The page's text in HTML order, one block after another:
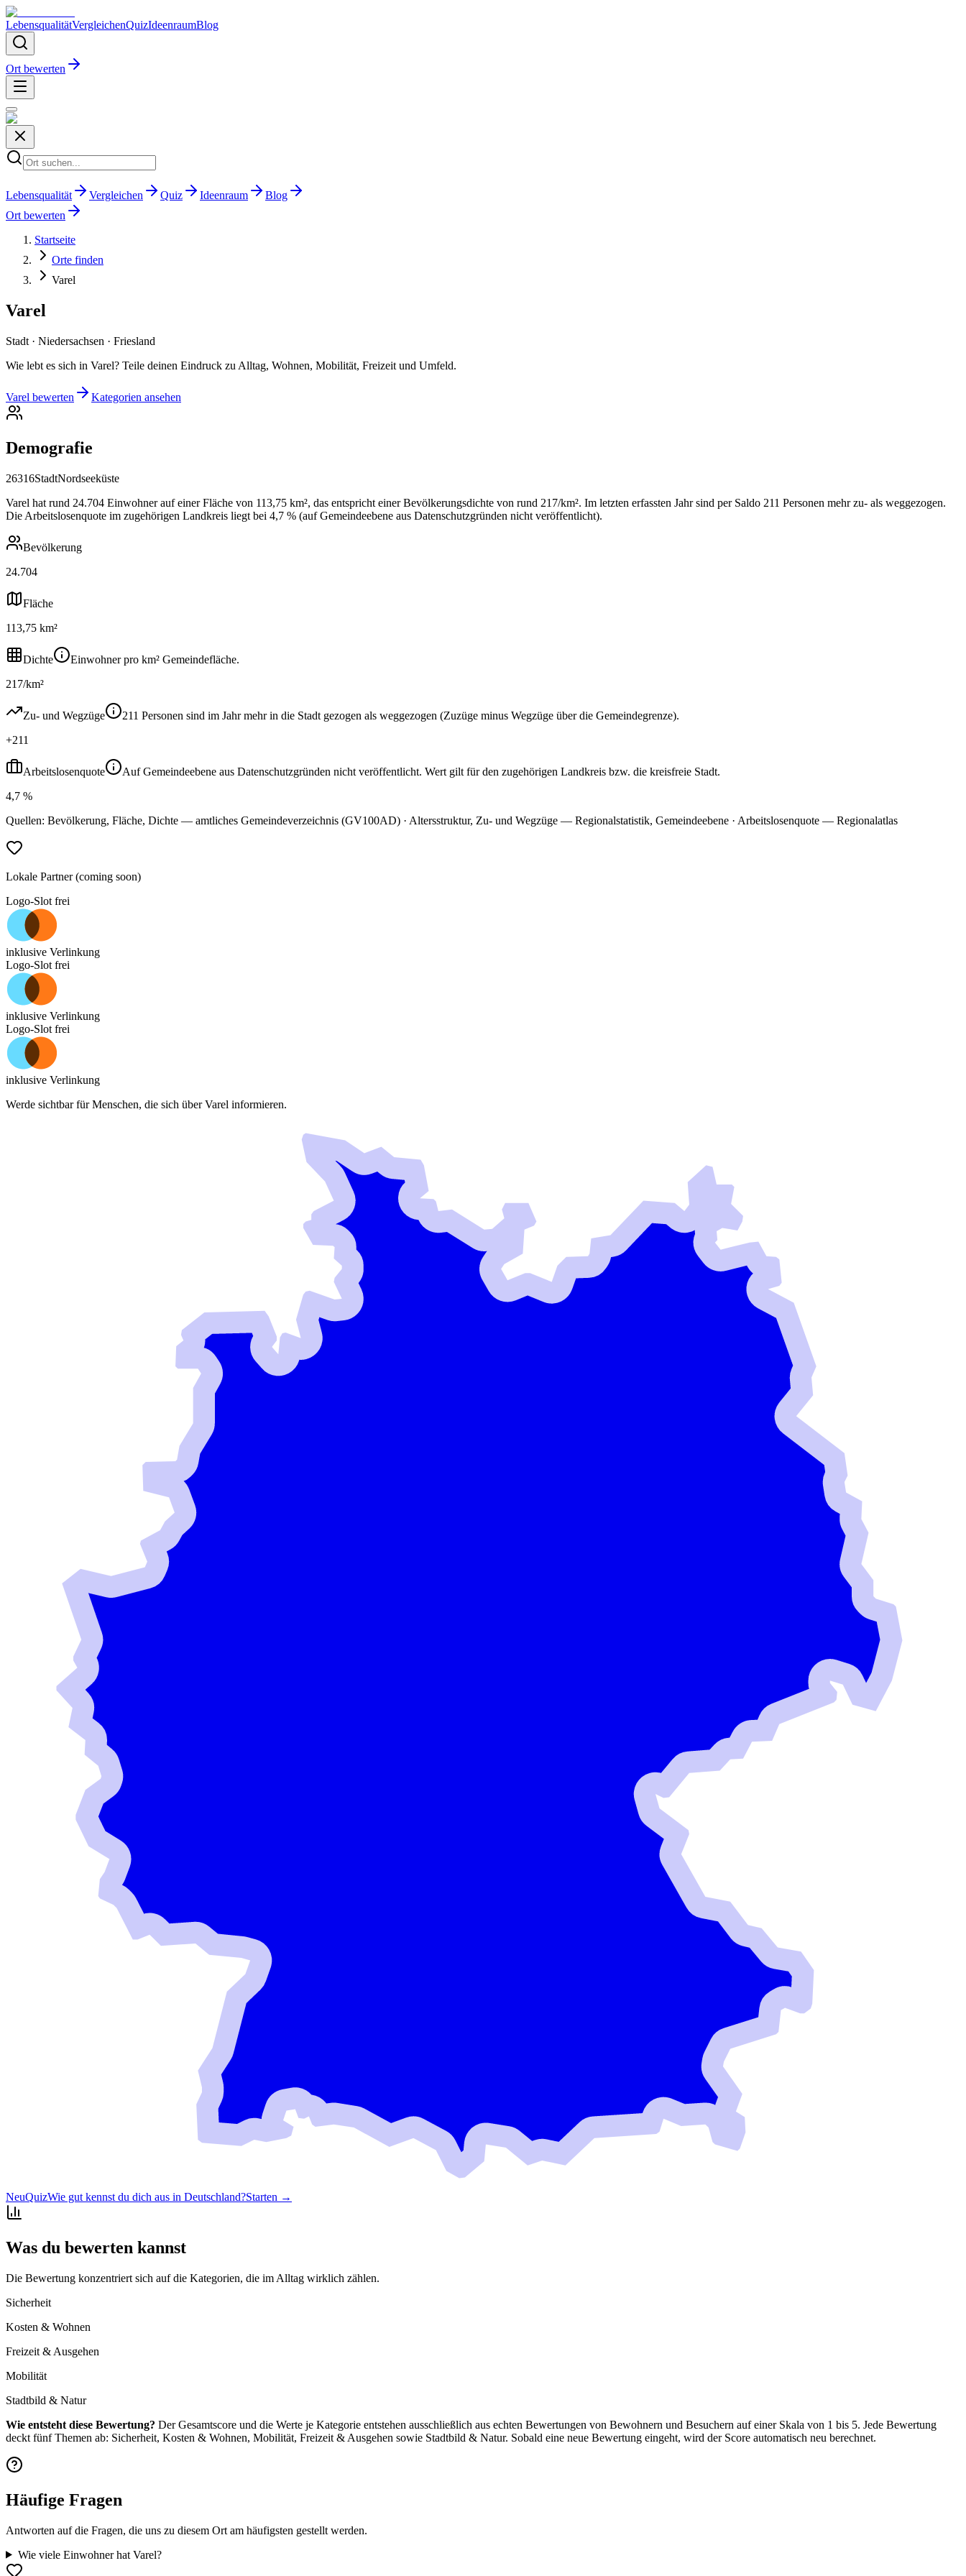
LebensqualitätVergleichenQuizIdeenraumBlog
Ort bewerten
Lebensqualität Vergleichen Quiz Ideenraum
Blog
Ort bewerten
Startseite
Orte finden
Varel
Varel
Stadt · Niedersachsen · Friesland
Wie lebt es sich in Varel? Teile deinen Eindruck zu Alltag, Wohnen, Mobilität, Freizeit und Umfeld.
Varel bewerten Kategorien ansehen
Demografie
26316StadtNordseeküste
Varel hat rund 24.704 Einwohner auf einer Fläche von 113,75 km², das entspricht einer Bevölkerungsdichte von rund 217/km². Im letzten erfassten Jahr sind per Saldo 211 Personen mehr zu- als weggezogen.
Die Arbeitslosenquote im zugehörigen Landkreis liegt bei 4,7 % (auf Gemeindeebene aus Datenschutzgründen nicht veröffentlicht).
Bevölkerung
24.704
Fläche
113,75 km²
Dichte
Einwohner pro km² Gemeindefläche.
217/km²
Zu- und Wegzüge
211 Personen sind im Jahr mehr in die Stadt gezogen als weggezogen (Zuzüge minus Wegzüge über die Gemeindegrenze).
+211
Arbeitslosenquote
Auf Gemeindeebene aus Datenschutzgründen nicht veröffentlicht. Wert gilt für den zugehörigen Landkreis bzw. die kreisfreie Stadt.
4,7 %
Quellen: Bevölkerung, Fläche, Dichte — amtliches Gemeindeverzeichnis (GV100AD) · Altersstruktur, Zu- und Wegzüge — Regionalstatistik, Gemeindeebene · Arbeitslosenquote — Regionalatlas
Lokale Partner (coming soon)
Logo-Slot frei
inklusive Verlinkung
Logo-Slot frei
inklusive Verlinkung
Logo-Slot frei
inklusive Verlinkung
Werde sichtbar für Menschen, die sich überVarel informieren.
NeuQuizWie gut kennst du dich aus in Deutschland?Starten →
Was du bewerten kannst
Die Bewertung konzentriert sich auf die Kategorien, die im Alltag wirklich zählen.
Sicherheit
Kosten & Wohnen
Freizeit & Ausgehen
Mobilität
Stadtbild & Natur
Wie entsteht diese Bewertung? Der Gesamtscore und die Werte je Kategorie entstehen ausschließlich aus echten Bewertungen von Bewohnern und Besuchern auf einer Skala von 1 bis 5. Jede Bewertung
deckt fünf Themen ab: Sicherheit, Kosten & Wohnen, Mobilität, Freizeit & Ausgehen sowie Stadtbild & Natur. Sobald eine neue Bewertung eingeht, wird der Score automatisch neu berechnet.
Häufige Fragen
Antworten auf die Fragen, die uns zu diesem Ort am häufigsten gestellt werden.
Wie viele Einwohner hat Varel?